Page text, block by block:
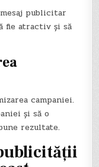
publicitar
fie atractiv și să
campaniei.
și să o
rezultate.